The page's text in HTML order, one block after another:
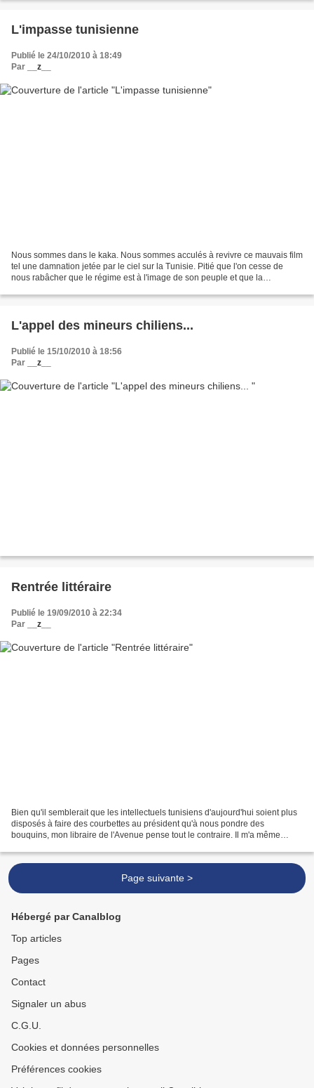
L'impasse tunisienne
Publié le 24/10/2010 à 18:49
Par
__z__
Nous sommes dans le kaka. Nous sommes acculés à revivre ce mauvais film
tel une damnation jetée par le ciel sur la Tunisie. Pitié que l'on cesse de
nous rabâcher que le régime est à l'image de son peuple et que la
L'appel des mineurs chiliens...
Publié le 15/10/2010 à 18:56
Par
__z__
Rentrée littéraire
Publié le 19/09/2010 à 22:34
Par
__z__
Bien qu'il semblerait que les intellectuels tunisiens d'aujourd'hui soient plus
disposés à faire des courbettes au président qu'à nous pondre des
bouquins, mon libraire de l'Avenue pense tout le contraire. Il m'a même
Page suivante >
Hébergé par Canalblog
Top articles
Pages
Contact
Signaler un abus
C.G.U.
Cookies et données personnelles
Préférences cookies